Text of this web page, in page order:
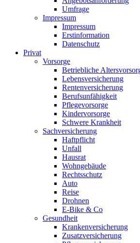
Umfrage
Impressum
Impressum
Erstinformation
Datenschutz
Privat
Vorsorge
Betriebliche
Lebensversicherung
Rentenversicherung
Berufsunfähigkeit
Pflegevorsorge
Kindervorsorge
Schwere Krankheit
Sachversicherung
Haftpflicht
Unfall
Hausrat
Wohngebäude
Rechtsschutz
Auto
Reise
Drohnen
E-Bike & Co
Gesundheit
Krankenversicherung
Zusatzversicherung